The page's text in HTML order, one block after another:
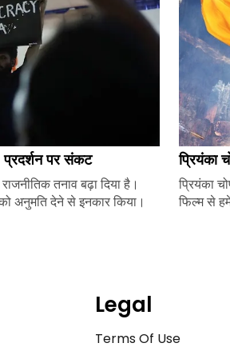
प्रदर्शन पर संकट
तनाव बढ़ा दिया है।
अनुमति देने से इनकार किया।
प्रियंका
प्रियंका
फिल्म से
Legal
Terms Of Use